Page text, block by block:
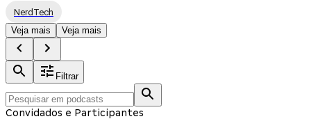
NerdTech
Veja mais
Veja mais
Filtrar
Convidados e Participantes